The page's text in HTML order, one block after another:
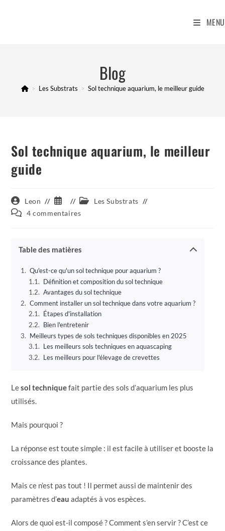
MENU
Blog
> Les Substrats > Sol technique aquarium, le meilleur guide
Sol technique aquarium, le meilleur
guide
Auteur/autrice
de
Leon
Publication
publiée :
Post Les Substrats
Commentaires
4 commentaires
Table des matières
Qu'est-ce qu'un sol technique pour aquarium ?
Définition et composition du sol technique
Avantages du sol technique
Comment installer un sol technique dans votre aquarium ?
Étapes d'installation
Bien l'entretenir
Meilleurs types de sols techniques disponibles en 2025
Les meilleurs sols techniques en aquascaping
Les meilleurs pour l'élevage de crevettes
Lesol techniquefait partie des sols d’aquarium les plus
utilisés.
Mais pourquoi ?
La réponse est toute simple : il est facile à utiliser et booste la
croissance des plantes.
Mais ce n’est pas tout ! Il permet aussi de maintenir des
paramètres d’eau adaptés à vos espèces.
Alors de quoi est-il composé ? Comment s’en servir ? C’est ce